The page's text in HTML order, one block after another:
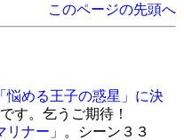
このページの先頭へ
悩める王子の惑星」に決
す。乞うご期待！
ナー」
。シーン３３